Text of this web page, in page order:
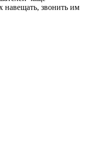
навещать, звонить им